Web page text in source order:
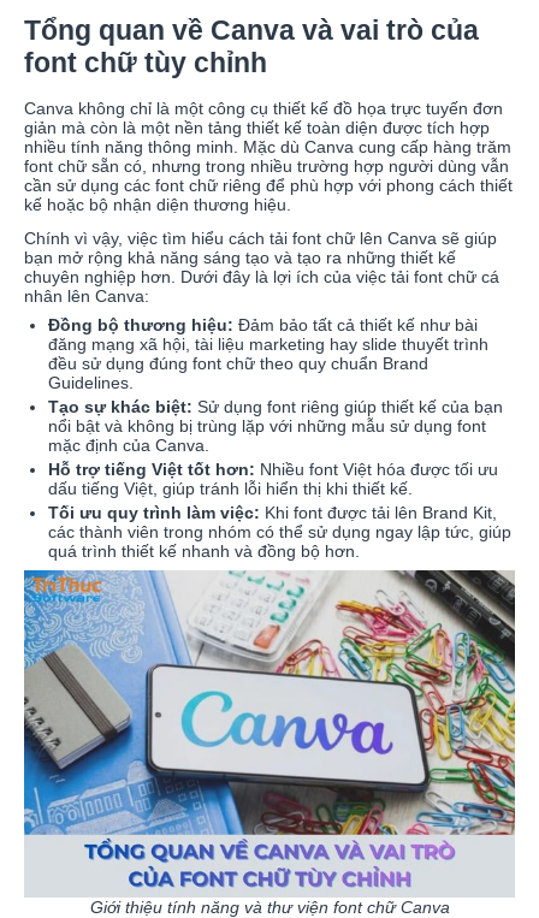
Tổng quan về Canva và vai trò của
font chữ tùy chỉnh
Canva không chỉ là một công cụ thiết kế đồ họa trực tuyến đơn
giản mà còn là một nền tảng thiết kế toàn diện được tích hợp
nhiều tính năng thông minh. Mặc dù Canva cung cấp hàng trăm
font chữ sẵn có, nhưng trong nhiều trường hợp người dùng vẫn
cần sử dụng các font chữ riêng để phù hợp với phong cách thiết
kế hoặc bộ nhận diện thương hiệu.
Chính vì vậy, việc tìm hiểu cách tải font chữ lên Canva sẽ giúp
bạn mở rộng khả năng sáng tạo và tạo ra những thiết kế
chuyên nghiệp hơn. Dưới đây là lợi ích của việc tải font chữ cá
nhân lên Canva:
Đồng bộ thương hiệu: Đảm bảo tất cả thiết kế như bài
đăng mạng xã hội, tài liệu marketing hay slide thuyết trình
đều sử dụng đúng font chữ theo quy chuẩn Brand
Guidelines.
Tạo sự khác biệt: Sử dụng font riêng giúp thiết kế của bạn
nổi bật và không bị trùng lặp với những mẫu sử dụng font
mặc định của Canva.
Hỗ trợ tiếng Việt tốt hơn: Nhiều font Việt hóa được tối ưu
dấu tiếng Việt, giúp tránh lỗi hiển thị khi thiết kế.
Tối ưu quy trình làm việc: Khi font được tải lên Brand Kit,
các thành viên trong nhóm có thể sử dụng ngay lập tức, giúp
quá trình thiết kế nhanh và đồng bộ hơn.
Giới thiệu tính năng và thư viện font chữ Canva